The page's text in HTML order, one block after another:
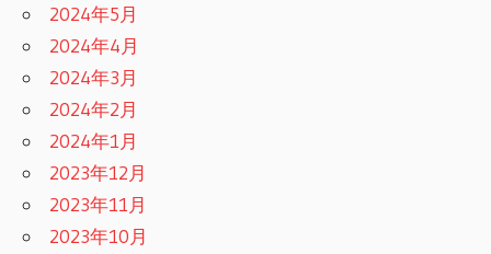
2024年5月
2024年4月
2024年3月
2024年2月
2024年1月
2023年12月
2023年11月
2023年10月